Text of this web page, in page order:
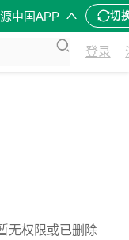
中国APP 切
登录
无权限或已删除